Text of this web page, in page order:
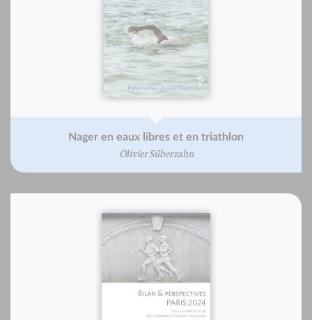
Nager en eaux libres et en triathlon
Olivier Silberzahn